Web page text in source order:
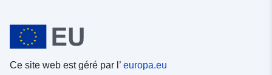
Ce site web est géré par l’ europa.eu